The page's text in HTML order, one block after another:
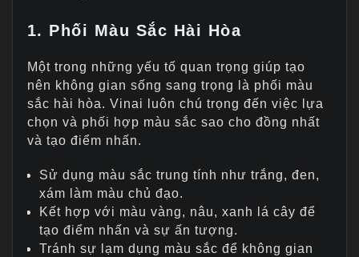
1. Phối Màu Sắc Hài Hòa
Một trong những yếu tố quan trọng giúp tạo
nên không gian sống sang trọng là phối màu
sắc hài hòa. Vinai luôn chú trọng đến việc lựa
chọn và phối hợp màu sắc sao cho đồng nhất
và tạo điểm nhấn.
Sử dụng màu sắc trung tính như trắng, đen,
xám làm màu chủ đạo.
Kết hợp với màu vàng, nâu, xanh lá cây để
tạo điểm nhấn và sự ấn tượng.
Tránh sự lạm dụng màu sắc để không gian